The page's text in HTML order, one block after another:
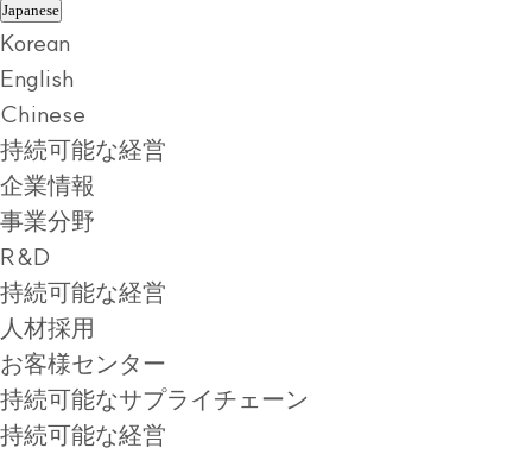
Japanese
Korean
English
Chinese
持続可能な経営
企業情報
事業分野
R&D
持続可能な経営
人材採用
お客様センター
持続可能なサプライチェーン
持続可能な経営